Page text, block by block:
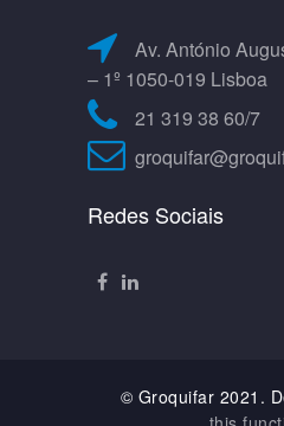
Av. António
– 1º 1050-019 Lisboa
21 319 38 60/7
Redes Sociais
© Groquifar 2021.